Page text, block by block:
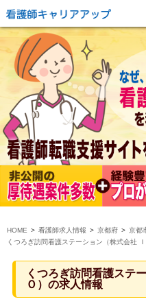
HOME 看護師求人情報 京都府
京都
くつろぎ訪問看護ステーション（株式会社 Ｉ
くつろぎ訪問看護ステ
Ｏ）の求人情報